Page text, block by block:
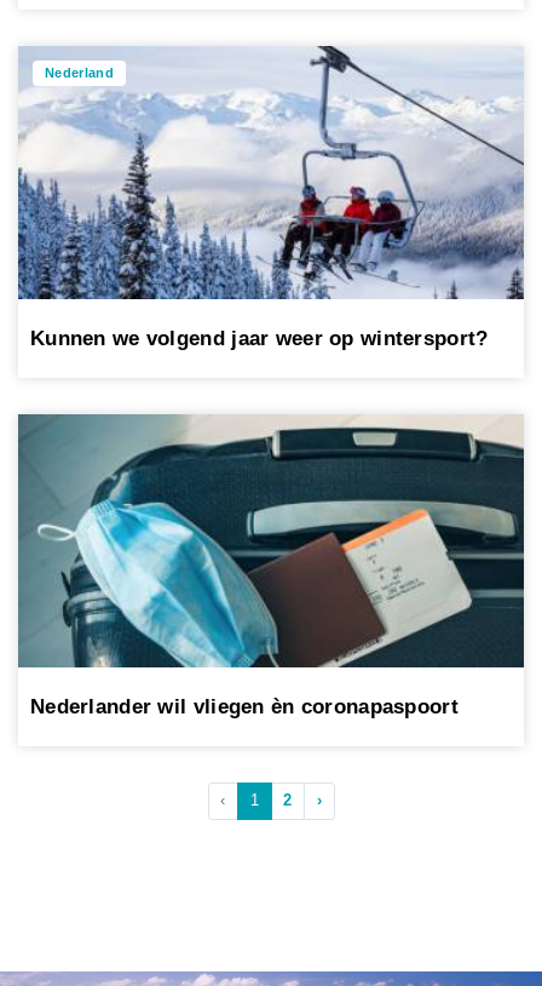
Nederland
Kunnen we volgend jaar weer op wintersport?
Nederlander wil vliegen èn coronapaspoort
‹ 1 2 ›